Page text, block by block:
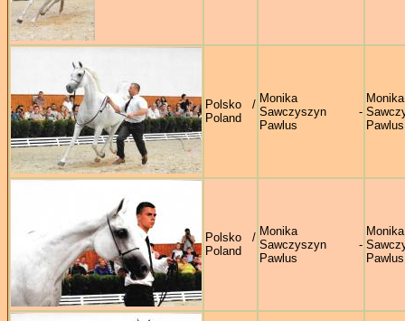
Polsko /
Poland
Monika
Sawczyszyn -
Pawlus
Monika
Pawlus
Polsko /
Poland
Monika
Sawczyszyn -
Pawlus
Monika
Pawlus